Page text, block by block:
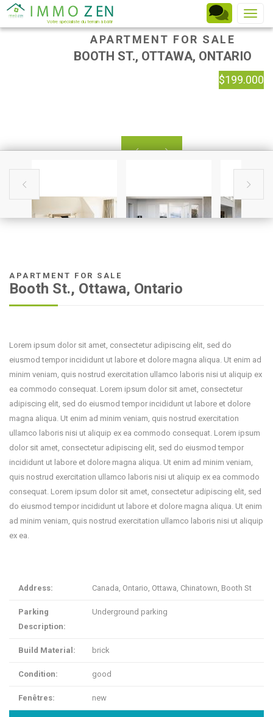
Votre spécialiste du terrain à bâtir
APARTMENT FOR SALE
BOOTH ST., OTTAWA, ONTARIO
$199.000


 
APARTMENT FOR SALE
Booth St., Ottawa, Ontario
Lorem ipsum dolor sit amet, consectetur adipiscing elit, sed do
eiusmod tempor incididunt ut labore et dolore magna aliqua. Ut enim ad
minim veniam, quis nostrud exercitation ullamco laboris nisi ut aliquip ex
ea commodo consequat. Lorem ipsum dolor sit amet, consectetur
adipiscing elit, sed do eiusmod tempor incididunt ut labore et dolore
magna aliqua. Ut enim ad minim veniam, quis nostrud exercitation
ullamco laboris nisi ut aliquip ex ea commodo consequat. Lorem ipsum
dolor sit amet, consectetur adipiscing elit, sed do eiusmod tempor
incididunt ut labore et dolore magna aliqua. Ut enim ad minim veniam,
quis nostrud exercitation ullamco laboris nisi ut aliquip ex ea commodo
consequat. Lorem ipsum dolor sit amet, consectetur adipiscing elit, sed
do eiusmod tempor incididunt ut labore et dolore magna aliqua. Ut enim
ad minim veniam, quis nostrud exercitation ullamco laboris nisi ut aliquip
ex ea.
Address: Canada, Ontario, Ottawa, Chinatown, Booth St
Parking
Description:
Underground parking
Build Material: brick
Condition: good
Fenêtres: new